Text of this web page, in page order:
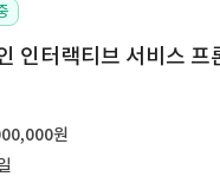
인터랙티브 서비스 프
원